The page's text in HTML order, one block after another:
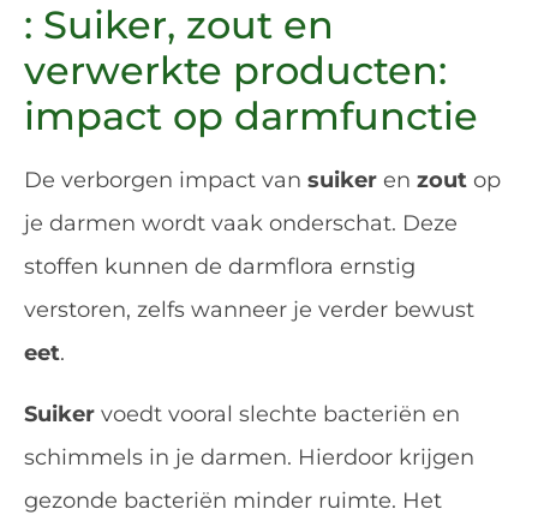
: Suiker, zout en
verwerkte producten:
impact op darmfunctie
De verborgen impact van suiker en zout op
je darmen wordt vaak onderschat. Deze
stoffen kunnen de darmflora ernstig
verstoren, zelfs wanneer je verder bewust
eet.
Suiker voedt vooral slechte bacteriën en
schimmels in je darmen. Hierdoor krijgen
gezonde bacteriën minder ruimte. Het